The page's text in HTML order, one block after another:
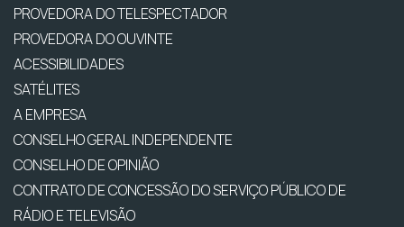
PROVEDORA DO TELESPECTADOR
PROVEDORA DO OUVINTE
ACESSIBILIDADES
SATÉLITES
A EMPRESA
CONSELHO GERAL INDEPENDENTE
CONSELHO DE OPINIÃO
CONTRATO DE CONCESSÃO DO SERVIÇO PÚBLICO DE
RÁDIO E TELEVISÃO